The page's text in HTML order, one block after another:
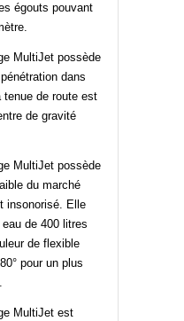
égouts pouvant
MultiJet possède
dans
tenue de route est
de gravité
MultiJet possède
du marché
insonorisé. Elle
de 400 litres
de flexible
pour un plus
MultiJet est